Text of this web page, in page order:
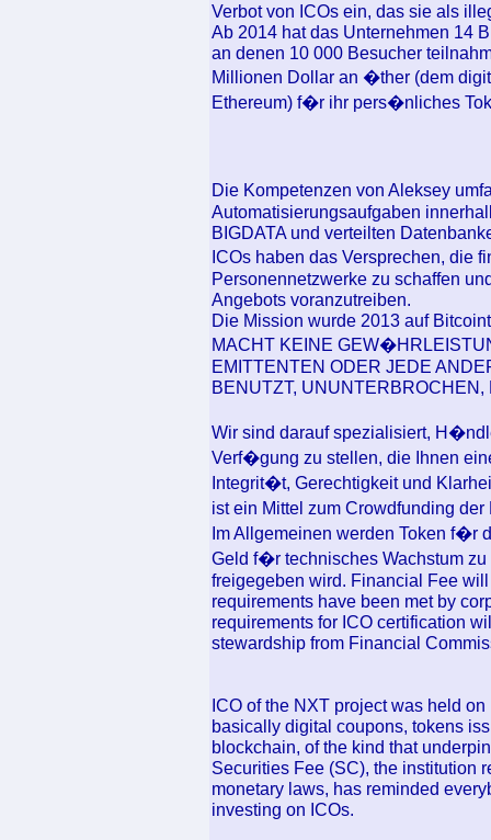
Verbot von ICOs ein, das sie als
Ab 2014 hat das Unternehmen 14
an denen 10 000 Besucher
Millionen Dollar an �ther (dem
Ethereum) f�r ihr pers�nliches
Die Kompetenzen von Aleksey
Automatisierungsaufgaben
BIGDATA und verteilten
ICOs haben das Versprechen, die
Personennetzwerke zu schaffen
Angebots voranzutreiben.
Die Mission wurde 2013 auf
MACHT KEINE
EMITTENTEN ODER JEDE
BENUTZT,
Wir sind darauf spezialisiert,
Verf�gung zu stellen, die Ihnen
Integrit�t, Gerechtigkeit und
ist ein Mittel zum Crowdfunding
Im Allgemeinen werden Token f�r
Geld f�r technisches Wachstum
freigegeben wird. Financial Fee
requirements have been met by
requirements for ICO certification
stewardship from Financial
ICO of the NXT project was held
basically digital coupons, tokens
blockchain, of the kind that
Securities Fee (SC), the institution
monetary laws, has reminded
investing on ICOs.